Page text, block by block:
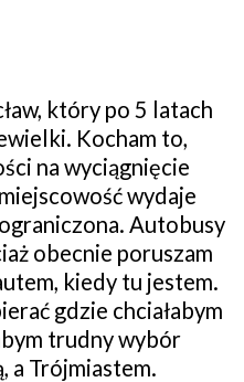
który po 5 latach
Kocham to,
na wyciągnięcie
wydaje
Autobusy
obecnie poruszam
kiedy tu jestem.
gdzie chciałabym
trudny wybór
a Trójmiastem.